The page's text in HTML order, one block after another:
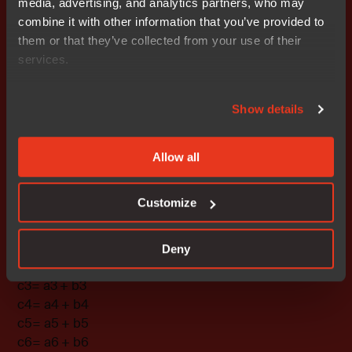
media, advertising, and analytics partners, who may
combine it with other information that you’ve provided to
them or that they’ve collected from your use of their
services.
Show details
Allow all
Customize
Deny
よって、ベクトル命令内で処理するベクトル要素の数を
倍にすることができます。コンパイルされたアセンブリ
命令はこの最適化を裏付けるものです。
この場合、これらのベクトル命令（青字で表示）は8個
の配列要素のロード、加算、保存を同時に行います。最
初のループ反復では以下のベクトル要素が加算されて、
c0= a0 + b0
c2= a2 + b2
c3= a3 + b3
c4= a4 + b4
c5= a5 + b5
c6= a6 + b6